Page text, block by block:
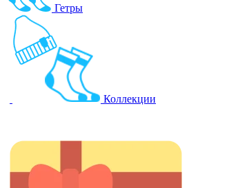
Гетры
Коллекции